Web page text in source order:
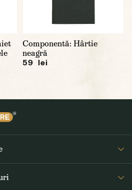
Componentă: Hârtie
neagră
59 lei